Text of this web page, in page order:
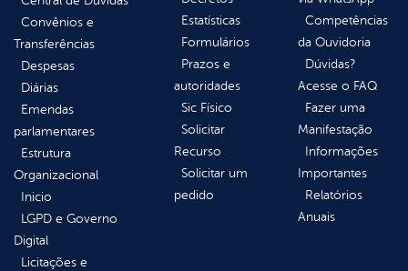
Convênios e
Transferências
Despesas
Diárias
Emendas
parlamentares
Estrutura
Organizacional
Inicio
LGPD e Governo
Digital
Licitações e
Estatísticas
Formulários
Prazos e
autoridades
Sic Físico
Solicitar
Recurso
Solicitar um
pedido
Competências
da Ouvidoria
Dúvidas?
Acesse o FAQ
Fazer uma
Manifestação
Informações
Importantes
Relatórios
Anuais